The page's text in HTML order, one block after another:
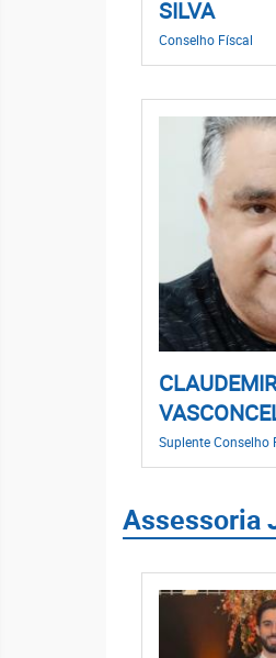
SILVA
Conselho Físcal
Suplente Conselho
Assessoria